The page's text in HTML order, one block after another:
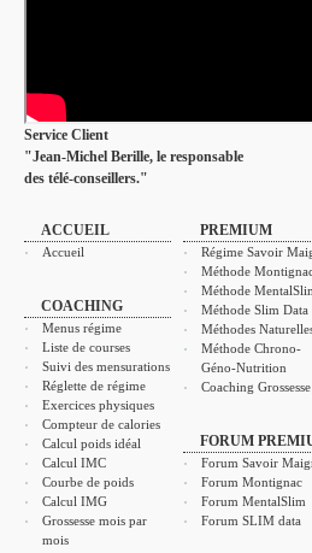
Service Client
"Jean-Michel Berille, le responsable
des télé-conseillers."
ACCUEIL
Accueil
COACHING
Menus régime
Liste de courses
Suivi des mensurations
Réglette de régime
Exercices physiques
Compteur de calories
Calcul poids idéal
Calcul IMC
Courbe de poids
Calcul IMG
Grossesse mois par
mois
PREMIUM
Régime Savoir
Méthode
Méthode
Méthode Slim Data
Méthodes
Méthode Chrono-
Géno-Nutrition
Coaching Grossesse
FORUM
Forum Savoir
Forum Montignac
Forum MentalSlim
Forum SLIM data